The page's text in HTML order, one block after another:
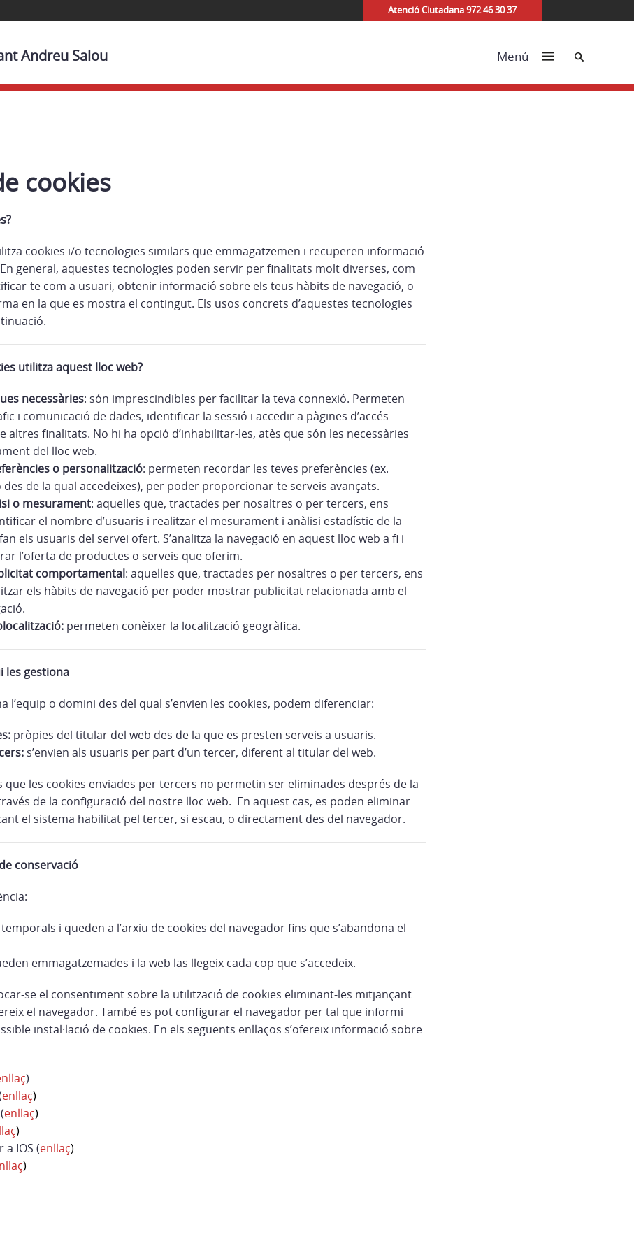
Atenció Ciutadana 972 46 30 37
Andreu Salou Menú Cerca
cookies
cookies i/o tecnologies similars que emmagatzemen i recuperen informació
general, aquestes tecnologies poden servir per finalitats molt diverses, com
te com a usuari, obtenir informació sobre els teus hàbits de navegació, o
en la que es mostra el contingut. Els usos concrets d’aquestes tecnologies
utilitza aquest lloc web?
necessàries: són imprescindibles per facilitar la teva connexió. Permeten
i comunicació de dades, identificar la sessió i accedir a pàgines d’accés
altres finalitats. No hi ha opció d’inhabilitar-les, atès que són les necessàries
del lloc web.
o personalització: permeten recordar les teves preferències (ex.
des de la qual accedeixes), per poder proporcionar-te serveis avançats.
o mesurament: aquelles que, tractades per nosaltres o per tercers, ens
el nombre d’usuaris i realitzar el mesurament i anàlisi estadístic de la
els usuaris del servei ofert. S’analitza la navegació en aquest lloc web a fi i
l’oferta de productes o serveis que oferim.
comportamental: aquelles que, tractades per nosaltres o per tercers, ens
els hàbits de navegació per poder mostrar publicitat relacionada amb el
permeten conèixer la localització geogràfica.
les gestiona
l’equip o domini des del qual s’envien les cookies, podem diferenciar:
pròpies del titular del web des de la que es presten serveis a usuaris.
s’envien als usuaris per part d’un tercer, diferent al titular del web.
que les cookies enviades per tercers no permetin ser eliminades després de la
de la configuració del nostre lloc web. En aquest cas, es poden eliminar
el sistema habilitat pel tercer, si escau, o directament des del navegador.
conservació
i queden a l’arxiu de cookies del navegador fins que s’abandona el
emmagatzemades i la web las llegeix cada cop que s’accedeix.
se el consentiment sobre la utilització de cookies eliminant-les mitjançant
el navegador. També es pot configurar el navegador per tal que informi
instal·lació de cookies. En els següents enllaços s’ofereix informació sobre
)
enllaç)
enllaç)
)
a IOS (enllaç)
)